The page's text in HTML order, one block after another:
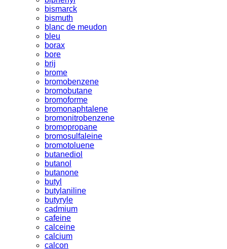
bismarck
bismuth
blanc de meudon
bleu
borax
bore
brij
brome
bromobenzene
bromobutane
bromoforme
bromonaphtalene
bromonitrobenzene
bromopropane
bromosulfaleine
bromotoluene
butanediol
butanol
butanone
butyl
butylaniline
butyryle
cadmium
cafeine
calceine
calcium
calcon